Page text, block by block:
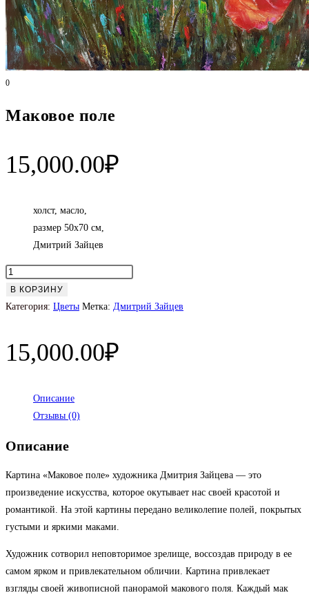
0
Маковое поле
15,000.00₽
холст, масло,
размер 50х70 см,
Дмитрий Зайцев
Количество
товара
Маковое
В КОРЗИНУ
Категория: Цветы Метка: Дмитрий Зайцев
15,000.00₽
Описание
Отзывы (0)
Описание
Картина «Маковое поле» художника Дмитрия Зайцева — это
произведение искусства, которое окутывает нас своей красотой и
романтикой. На этой картины передано великолепие полей, покрытых
густыми и яркими маками.
Художник сотворил неповторимое зрелище, воссоздав природу в ее
самом ярком и привлекательном обличии. Картина привлекает
взгляды своей живописной панорамой макового поля. Каждый мак